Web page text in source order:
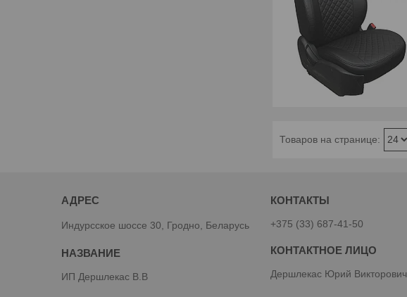
Индурсское шоссе 30, Гродно, Беларусь
ИП Дершлекас В.В
+375 (33) 687-41-50
Дершлекас Юрий Викторович